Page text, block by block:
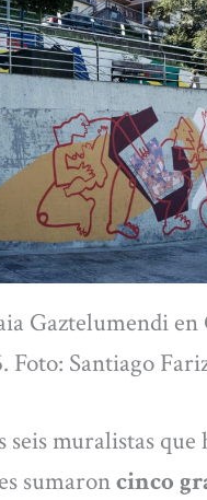
Gaztelumendi en
Foto: Santiago
seis muralistas
sumaroncinco